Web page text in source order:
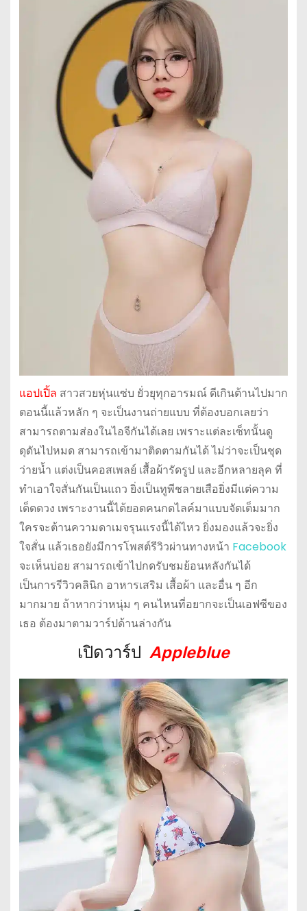
แอปเปิ้ล สาวสวยหุ่นแซ่บ ยั่วยุทุกอารมณ์ ดีเกินต้านไปมาก
ตอนนี้แล้วหลัก ๆ จะเป็นงานถ่ายแบบ ที่ต้องบอกเลยว่า
สามารถตามส่องในไอจีกันได้เลย เพราะแต่ละเซ็ทนั้นดู
ดุดันไปหมด สามารถเข้ามาติดตามกันได้ ไม่ว่าจะเป็นชุด
ว่ายน้ำ แต่งเป็นคอสเพลย์ เสื้อผ้ารัดรูป และอีกหลายลุค ที่
ทำเอาใจสั่นกันเป็นแถว ยิ่งเป็นทูพีชลายเสือยิ่งมีแต่ความ
เด็ดดวง เพราะงานนี้ได้ยอดคนกดไลค์มาแบบจัดเต็มมาก
ใครจะต้านความดาเมจรุนแรงนี้ได้ไหว ยิ่งมองแล้วจะยิ่ง
ใจสั่น แล้วเธอยังมีการโพสต์รีวิวผ่านทางหน้า Facebook
จะเห็นบ่อย สามารถเข้าไปกดรับชมย้อนหลังกันได้
เป็นการรีวิวคลินิก อาหารเสริม เสื้อผ้า และอื่น ๆ อีก
มากมาย ถ้าหากว่าหนุ่ม ๆ คนไหนที่อยากจะเป็นเอฟซีของ
เธอ ต้องมาตามวาร์ปด้านล่างกัน
เปิดวาร์ป Appleblue